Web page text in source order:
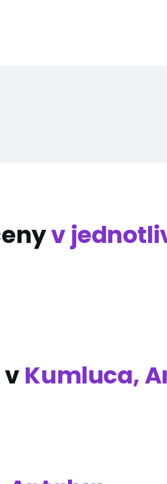
v
Kumluca,